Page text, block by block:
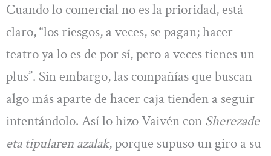
Cuando lo comercial no es la prioridad, está
claro, “los riesgos, a veces, se pagan; hacer
teatro ya lo es de por sí, pero a veces tienes un
plus”. Sin embargo, las compañías que buscan
algo más aparte de hacer caja tienden a seguir
intentándolo. Así lo hizo Vaivén con Sherezade
eta tipularen azalak, porque supuso un giro a su